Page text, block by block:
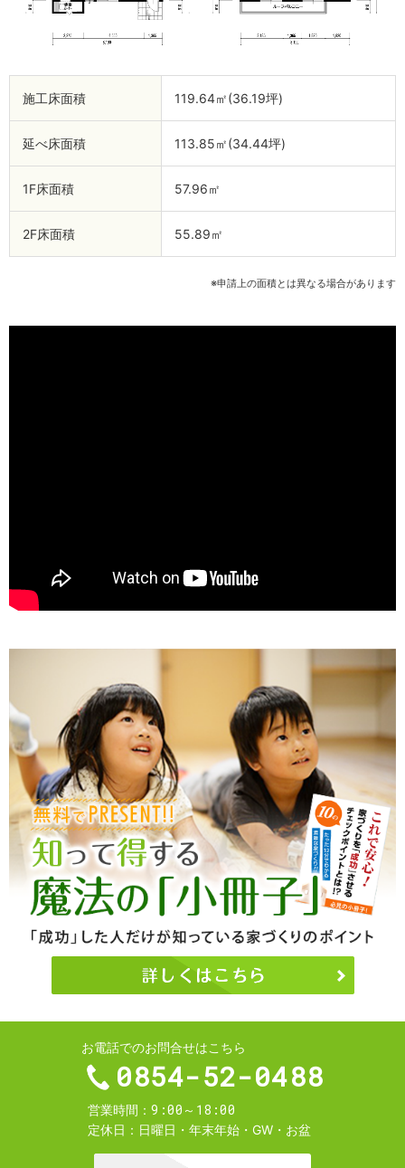
施工床面積 119.64㎡(36.19坪)
延べ床面積 113.85㎡(34.44坪)
1F床面積 57.96㎡
2F床面積 55.89㎡
※申請上の面積とは異なる場合があります
お電話でのお問合せはこちら
0854-52-0488
営業時間 9:00～18:00
定休日 日曜日・年末年始・GW・お盆